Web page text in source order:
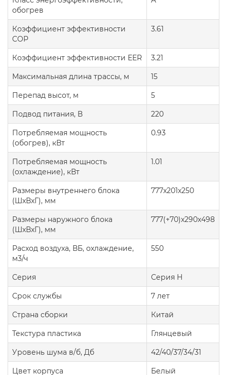
обогрев
Коэффициент эффективности
COP
3.61
Коэффициент эффективности EER 3.21
Максимальная длина трассы, м 15
Перепад высот, м 5
Подвод питания, В 220
Потребляемая мощность
(обогрев), кВт
0.93
Потребляемая мощность
(охлаждение), кВт
1.01
Размеры внутреннего блока
(ШxВxГ), мм
777x201x250
Размеры наружного блока
(ШxВxГ), мм
777(+70)x290x498
Расход воздуха, ВБ, охлаждение,
м3/ч
550
Серия Серия H
Срок службы 7 лет
Страна сборки Китай
Текстура пластика Глянцевый
Уровень шума в/б, Дб 42/40/37/34/31
Цвет корпуса Белый